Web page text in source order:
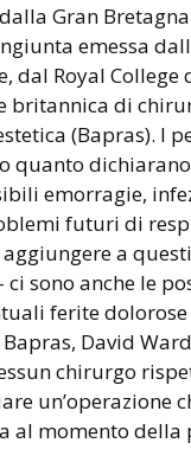
Gran
emessa
dal Royal College
britannica di
(Bapras). I
quanto
emorragie,
futuri di
a
ci sono anche le
ferite
David
chirurgo
un’operazione
al momento della